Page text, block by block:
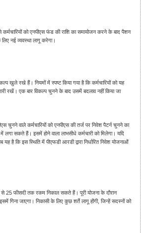
को एनपीएस फंड की राशि का समायोजन करने के बाद पैशन
नई व्यवस्था लागू करेगा।
खुले रखे हैं। नियमों में स्पष्ट किया गया है कि कर्मचारियों को यह
रखें। एक बार विकल्प चुनने के बाद उसमें बदलावनहीं किया जा
चुनने वाले कर्मचारियों को एनपीएस की तर्ज पर निवेश पैटर्न चुनने का
में लगा सकते हैं। इसमें होने वाला लाभसीधे कर्मचारी को मिलेगा। यदि
है कि इस स्थिति में पीएफडी आरडी द्वारा निर्धारित निवेश योजनाओं
से 25 फीसदी तक रकम निकाल सकते हैं। पूरी योजना के दौरान
गिना जाएगा। निकासी के लिए कुछ शर्ते लागू होंगी, जिन्हें सदस्नों को